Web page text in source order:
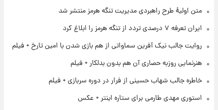
شارژ جدید کالابرگ برای سه دهک؛ جزئیات اعلام
۱ روز پیش
شرایط تازه فروش اقساطی سایپا اعلام شد؛
شاهین، کوییک، اطلس، سهند و ساینا با اقساط
بلندمدت + جدول
متن اولیۀ طرح راهبردی مدیریت تنگه هرمز منتشر شد
ایران تعرفه ۷ درصدی تردد از تنگه هرمز را ابلاغ کرد
روایت جالب نیک آفرین سماواتی از هم بازی شدن با امین تارخ + فیلم
هنرنمایی روزبه حصاری آن هم بدون بدلکار + فیلم
خاطره جالب شهاب حسینی از فرار در دوره سربازی + فیلم
استوری مهدی طارمی برای ستاره اینتر + عکس